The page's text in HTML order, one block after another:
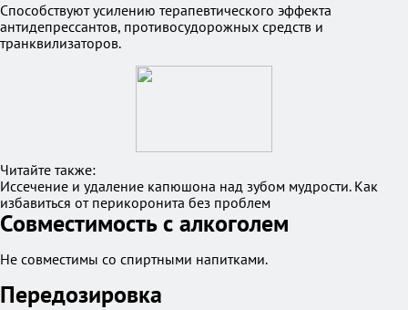
Способствуют усилению терапевтического эффекта
антидепрессантов, противосудорожных средств и
транквилизаторов.
Читайте также:
Иссечение и удаление капюшона над зубом мудрости. Как
избавиться от перикоронита без проблем
Совместимость с алкоголем
Не совместимы со спиртными напитками.
Передозировка